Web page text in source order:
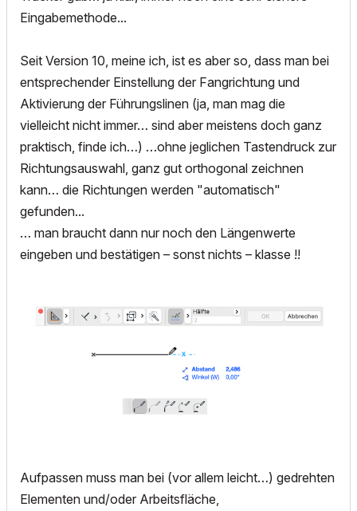
Eingabemethode...
Seit Version 10, meine ich, ist es aber so, dass man bei
entsprechender Einstellung der Fangrichtung und
Aktivierung der Führungslinen (ja, man mag die
vielleicht nicht immer… sind aber meistens doch ganz
praktisch, finde ich…) …ohne jeglichen Tastendruck zur
Richtungsauswahl, ganz gut orthogonal zeichnen
kann… die Richtungen werden "automatisch"
gefunden...
… man braucht dann nur noch den Längenwerte
eingeben und bestätigen – sonst nichts – klasse !!
Aufpassen muss man bei (vor allem leicht…) gedrehten
Elementen und/oder Arbeitsfläche,